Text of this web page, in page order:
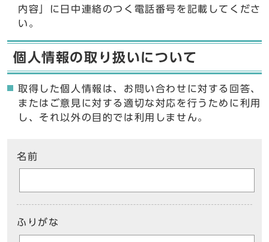
内容」に日中連絡のつく電話番号を記載してくださ
い。
個人情報の取り扱いについて
取得した個人情報は、お問い合わせに対する回答、
またはご意見に対する適切な対応を行うために利用
し、それ以外の目的では利用しません。
名前
ふりがな